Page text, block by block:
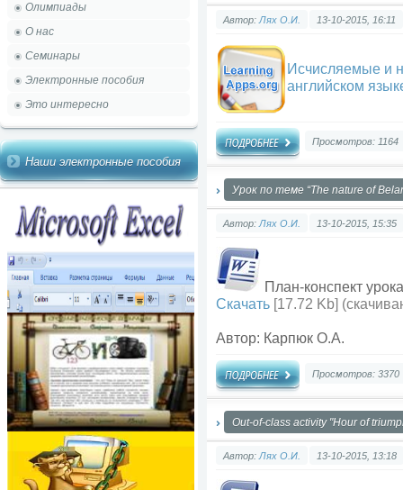
Олимпиады
О нас
Семинары
Электронные пособия
Это интересно
Наши электронные пособия
Автор: Лях О.И. 13-10-2015, 16:11
Исчисляемые и
английском
Просмотров: 1164
Урок по теме “The nature of
Автор: Лях О.И. 13-10-2015, 15:35
План-конспект
Скачать [17.72 Kb]
Автор: Карпюк О.А.
Просмотров: 3370
Out-of-class activity "Hour of
Автор: Лях О.И. 13-10-2015, 13:18